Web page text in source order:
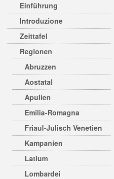
Einführung
Introduzione
Zeittafel
Regionen
Abruzzen
Aostatal
Apulien
Emilia-Romagna
Friaul-Julisch Venetien
Kampanien
Latium
Lombardei